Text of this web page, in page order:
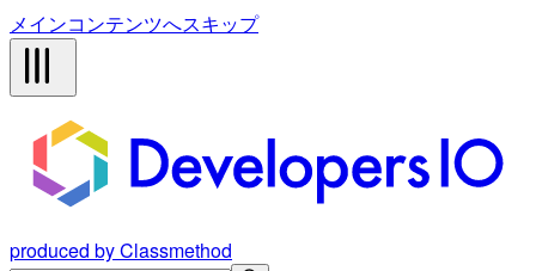
メインコンテンツへスキップ
produced by Classmethod